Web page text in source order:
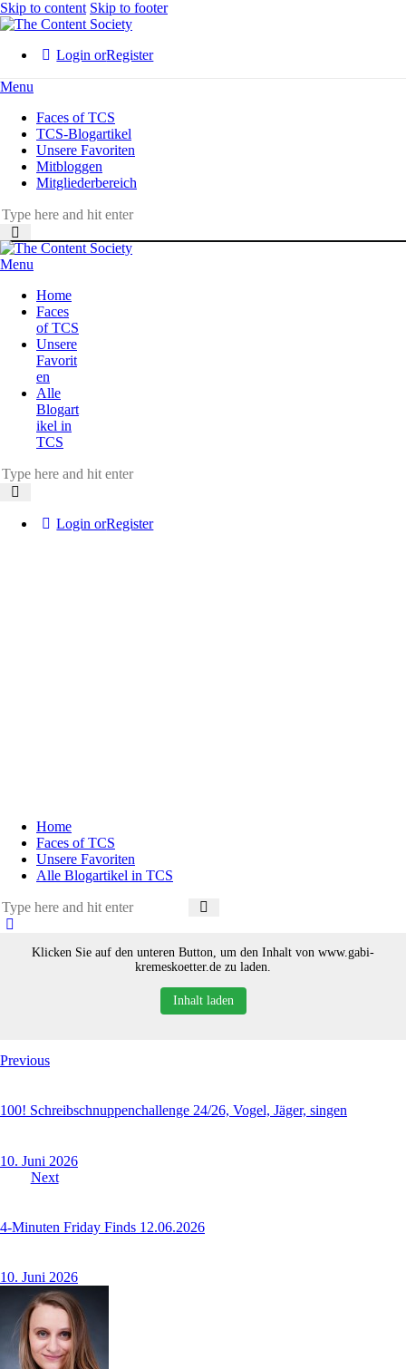
Skip to content Skip to footer
Login orRegister
Menu
Faces of TCS
TCS-Blogartikel
Unsere Favoriten
Mitbloggen
Mitgliederbereich
Menu
Home
Faces
of TCS
Unsere
Favorit
en
Alle
Blogart
ikel in
TCS
Login orRegister
Home
Faces of TCS
Unsere Favoriten
Alle Blogartikel in TCS
Klicken Sie auf den unteren Button, um den Inhalt von www.gabi-
kremeskoetter.de zu laden.
Inhalt laden
Beitragsnavigation
Previous
100! Schreibschnuppenchallenge 24/26, Vogel, Jäger, singen
10. Juni 2026
Next
4-Minuten Friday Finds 12.06.2026
10. Juni 2026